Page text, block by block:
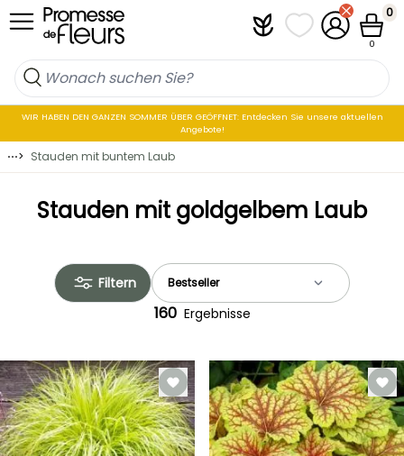
Skip to Content PlantfitMeineMein Konto
0
0
WIR HABEN DEN GANZEN SOMMER ÜBER GEÖFFNET: Entdecken Sie unsere aktuellen
Angebote!
⋯> Stauden mit buntem Laub
Stauden mit goldgelbem Laub
Filtern
160 Ergebnisse